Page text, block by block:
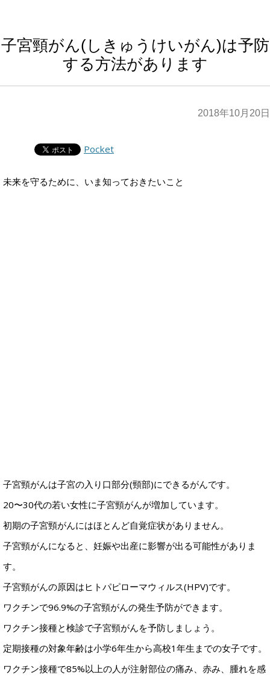
子宮頸がん(しきゅうけいがん)は予防
する方法があります
2018年10月20日
Pocket
未来を守るために、いま知っておきたいこと
子宮頸がんは子宮の入り口部分(頸部)にできるがんです。
20〜30代の若い女性に子宮頸がんが増加しています。
初期の子宮頸がんにはほとんど自覚症状がありません。
子宮頸がんになると、妊娠や出産に影響が出る可能性がありま
す。
子宮頸がんの原因はヒトパピローマウィルス(HPV)です。
ワクチンで96.9%の子宮頸がんの発生予防ができます。
ワクチン接種と検診で子宮頸がんを予防しましょう。
定期接種の対象年齢は小学6年生から高校1年生までの女子です。
ワクチン接種で85%以上の人が注射部位の痛み、赤み、腫れを感